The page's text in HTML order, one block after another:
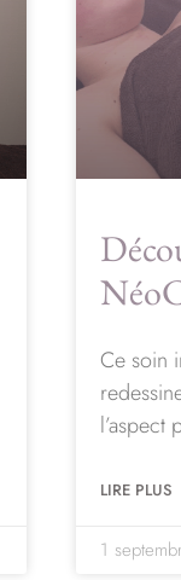
Ce soin
l’aspect
LIRE PLUS
1